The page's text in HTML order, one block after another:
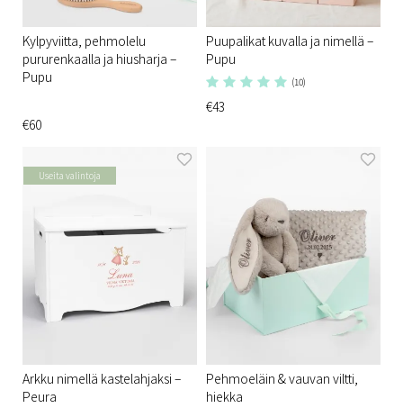
Kylpyviitta, pehmolelu
pururenkaalla ja hiusharja –
Pupu
€60
Puupalikat kuvalla ja nimellä –
Pupu
(10)
€43
Useita valintoja
Arkku nimellä kastelahjaksi –
Peura
Pehmoeläin & vauvan viltti,
hiekka